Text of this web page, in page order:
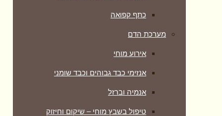
כתף קפואה
מערכת הדם
אירוע מוחי
אנזימי כבד גבוהים וכבד שומני
אנמיה וברזל
טיפול בשבץ מוחי – שיקום וחיזוק